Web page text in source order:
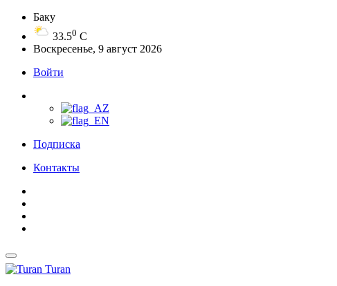
Баку
33.50 C
Воскресенье, 9 август 2026
Войти
Подписка
Контакты
Turan